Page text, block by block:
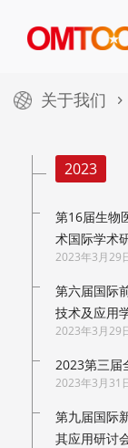
关于我们
2023
第16届生物
术国际学术
2023年3月29
第六届国际
技术及应用
2023年3月29
2023第三届
2023年3月31
第九届国际
其应用研讨